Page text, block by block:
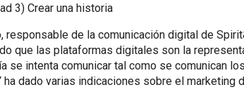
3) Crear una historia
responsable de la comunicación digital de
que las plataformas digitales son la
se intenta comunicar tal como se comunican
ha dado varias indicaciones sobre el marketing